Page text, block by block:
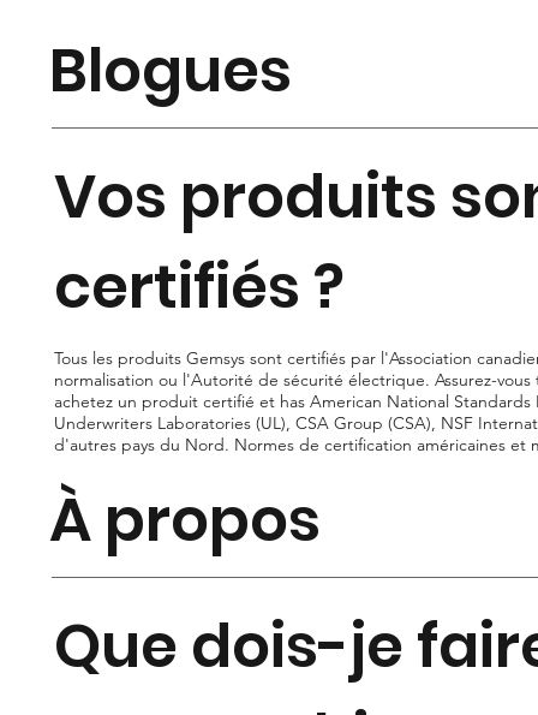
Blogues
Vos produits
certifiés ?
Tous les produits Gemsys sont certifiés par l'Association
normalisation ou l'Autorité de sécurité électrique. Assurez-vous
achetez un produit certifié et has American National Standards
Underwriters Laboratories (UL), CSA Group (CSA), NSF
d'autres pays du Nord. Normes de certification américaines et
À propos
Que dois-je